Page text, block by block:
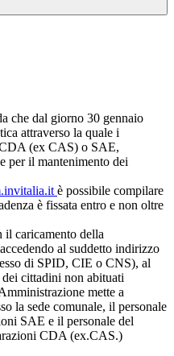
che dal giorno 30 gennaio
attraverso la quale i
(ex CAS) o SAE,
per il mantenimento dei
è possibile compilare
è fissata entro e non oltre
il caricamento della
al suddetto indirizzo
di SPID, CIE o CNS), al
cittadini non abituati
mette a
la sede comunale, il personale
SAE e il personale del
CDA (ex.CAS.)